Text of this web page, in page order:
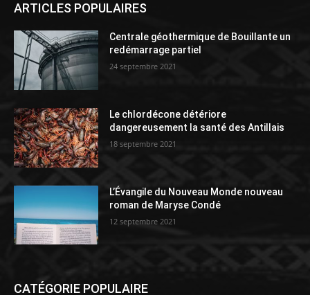
ARTICLES POPULAIRES
Centrale géothermique de Bouillante un
redémarrage partiel
24 septembre 2021
Le chlordécone détériore
dangereusement la santé des Antillais
18 septembre 2021
L’Évangile du Nouveau Monde nouveau
roman de Maryse Condé
12 septembre 2021
CATÉGORIE POPULAIRE